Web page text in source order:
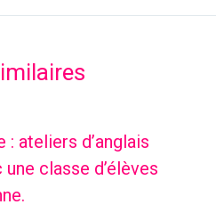
ateliers d’anglais
classe d’élèves